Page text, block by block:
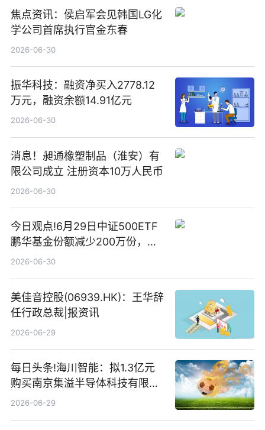
焦点资讯：侯启军会见韩国LG化
学公司首席执行官金东春
2026-06-30
振华科技：融资净买入2778.12
万元，融资余额14.91亿元
2026-06-30
消息！昶通橡塑制品（淮安）有
限公司成立 注册资本10万人民币
2026-06-30
今日观点!6月29日中证500ETF
鹏华基金份额减少200万份，重
仓股亨通光电、赤峰黄金、佰维
2026-06-30
美佳音控股(06939.HK)：王华辞
任行政总裁|报资讯
2026-06-29
每日头条!海川智能：拟1.3亿元
购买南京集溢半导体科技有限公
司15.3%股权
2026-06-29